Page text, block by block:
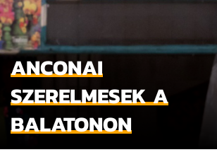
ANCONAI
SZERELMESEK A
BALATONON